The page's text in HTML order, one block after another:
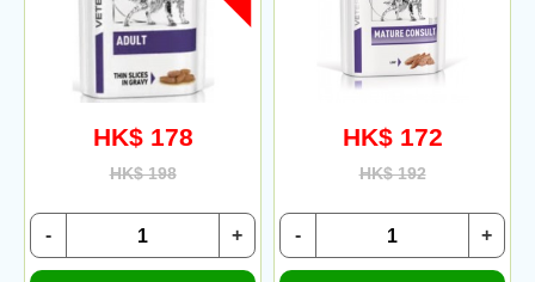
HK$ 178
HK$ 198
+
-
HK$ 172
HK$ 192
+
-